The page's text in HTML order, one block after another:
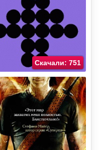
Скачали: 751